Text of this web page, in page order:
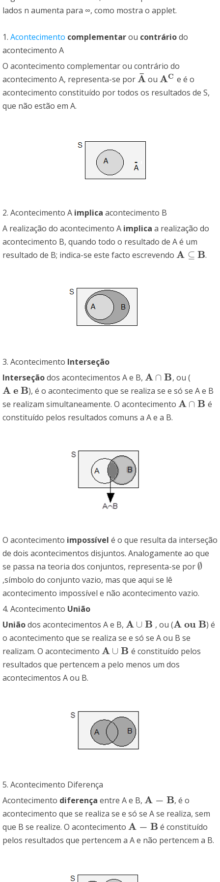
lados n aumenta para ∞, como mostra o applet.
1. Acontecimento complementarou contráriodo
acontecimento A
O acontecimento complementar ou contrário do
acontecimento A, representa-se por A
¯
A¯ou AC
AC
e é o
acontecimento constituído por todos os resultados de S,
que não estão em A.
2. Acontecimento A implica acontecimento B
A realização do acontecimento A implica a realização do
acontecimento B, quando todo o resultado de A é um
resultado de B; indica-se este facto escrevendo A ⊆ B
A⊆ B .
3. Acontecimento Interseção
Interseçãodos acontecimentos A e B, A ∩ B
A∩ B , ou (
A e B
AeB
), é o acontecimento que se realiza se e só se A e B
se realizam simultaneamente. O acontecimento A ∩ B
A∩ B
é
constituído pelos resultados comuns a A e a B.
O acontecimento impossível é o que resulta da interseção
de dois acontecimentos disjuntos. Analogamente ao que
se passa na teoria dos conjuntos, representa-se por∅
∅
,símbolo do conjunto vazio, mas que aqui se lê
acontecimento impossível e não acontecimento vazio.
4. Acontecimento União
Uniãodos acontecimentos A e B, A ∪ B
A∪ B , ou (A ou B
AouB
) é
o acontecimento que se realiza se e só se A ou B se
realizam. O acontecimento A ∪ B
A∪ B
é constituído pelos
resultados que pertencem a pelo menos um dos
acontecimentos A ou B.
5. Acontecimento Diferença
Acontecimento diferença entre A e B, A − B
A− B
, é o
acontecimento que se realiza se e só se A se realiza, sem
que B se realize. O acontecimento A − B
A− B
é constituído
pelos resultados que pertencem a A e não pertencem a B.